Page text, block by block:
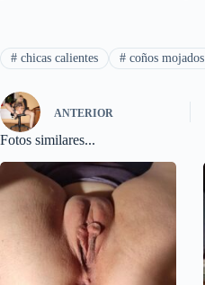
#chicas calientes #coños mojados
ANTERIOR
Fotos similares...